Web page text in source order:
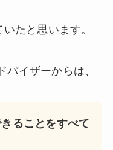
たと思います。
イザーからは、
ることをすべて